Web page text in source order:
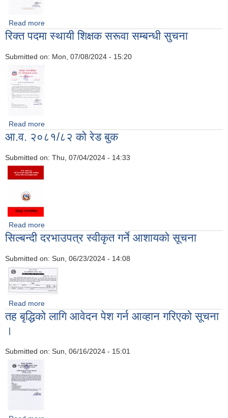
Read more
रिक्त पदमा स्थायी शिक्षक सरूवा सम्बन्धी सुचना
Submitted on: Mon, 07/08/2024 - 15:20
Read more
आ.व. २०८१/८२ काे र‍ेड बुक
Submitted on: Thu, 07/04/2024 - 14:33
Read more
सिल्बन्दी दरभाउपत्र स्वीकृत गर्ने आशायकाे सूचना
Submitted on: Sun, 06/23/2024 - 14:08
Read more
तह बृद्धिको लागि आवेदन पेश गर्न आव्हान गरिएकाे सूचना
।
Submitted on: Sun, 06/16/2024 - 15:01